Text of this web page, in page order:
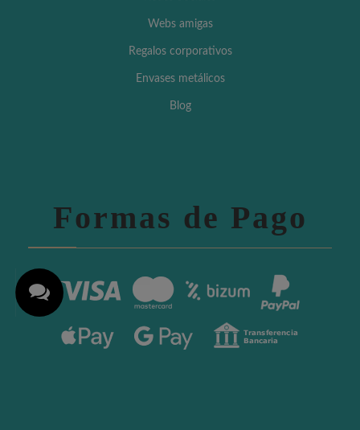
Webs amigas
Regalos corporativos
Envases metálicos
Blog
Formas de Pago